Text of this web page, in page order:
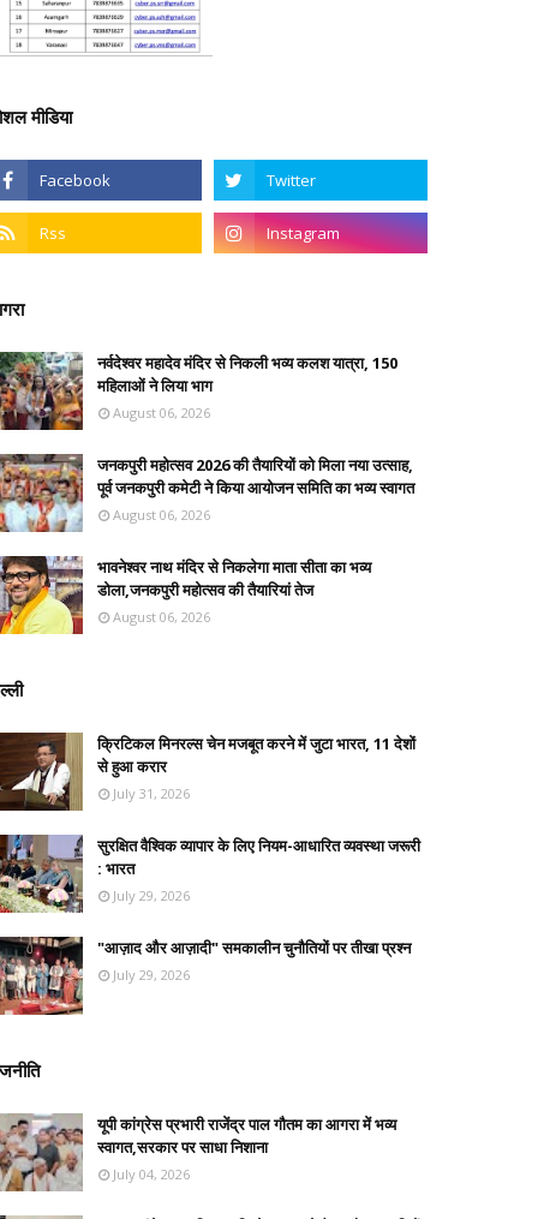
मीडिया
नर्वदेश्वर महादेव मंदिर से निकली भव्य कलश यात्रा, 150
महिलाओं ने लिया भाग
August 06, 2026
जनकपुरी महोत्सव 2026 की तैयारियों को मिला नया उत्साह,
पूर्व जनकपुरी कमेटी ने किया आयोजन समिति का भव्य स्वागत
August 06, 2026
भावनेश्वर नाथ मंदिर से निकलेगा माता सीता का भव्य
डोला,जनकपुरी महोत्सव की तैयारियां तेज
August 06, 2026
क्रिटिकल मिनरल्स चेन मजबूत करने में जुटा भारत, 11 देशों
से हुआ करार
July 31, 2026
सुरक्षित वैश्विक व्यापार के लिए नियम-आधारित व्यवस्था जरूरी
: भारत
July 29, 2026
"आज़ाद और आज़ादी" समकालीन चुनौतियों पर तीखा प्रश्न
July 29, 2026
यूपी कांग्रेस प्रभारी राजेंद्र पाल गौतम का आगरा में भव्य
स्वागत,सरकार पर साधा निशाना
July 04, 2026